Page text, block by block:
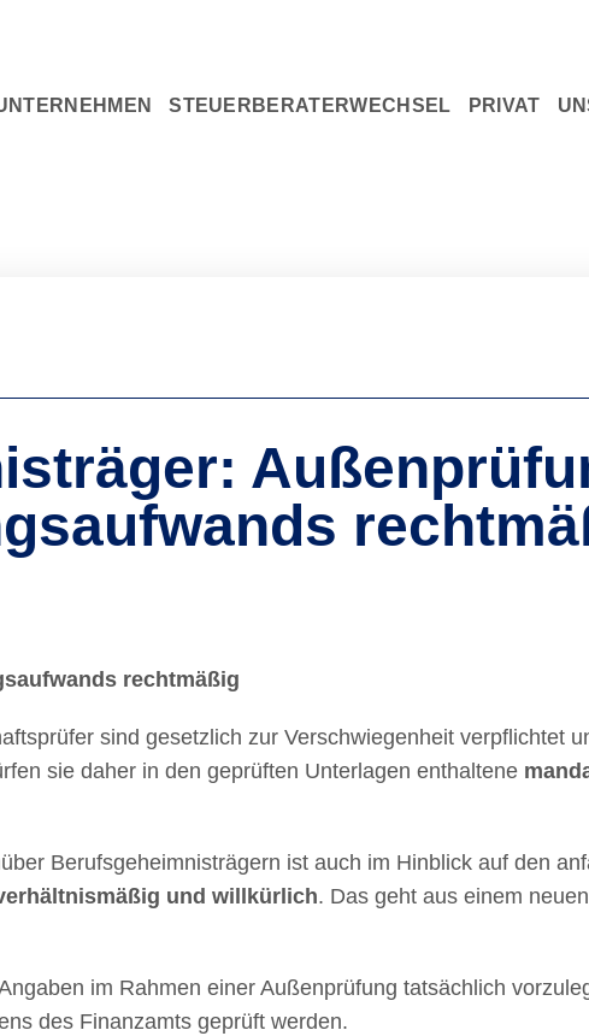
STEUERBERATERWECHSEL PRIVAT
rechtmäßig
sind gesetzlich zur Verschwiegenheit verpflichtet
sie daher in den geprüften Unterlagen enthaltene
Berufsgeheimnisträgern ist auch im Hinblick auf den
und willkürlich. Das geht aus einem
im Rahmen einer Außenprüfung tatsächlich
des Finanzamts geprüft werden.